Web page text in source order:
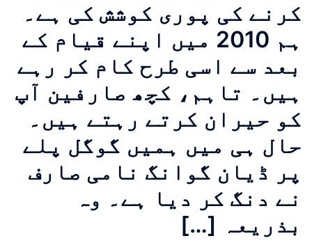
کرنے کی پوری کوشش کی ہے۔
ہم 2010 میں اپنے قیام کے
بعد سے اسی طرح کام کر رہے
ہیں۔ تاہم، کچھ صارفین آپ
کو حیران کرتے رہتے ہیں۔
حال ہی میں ہمیں گوگل پلے
پر ڈیان گوانگ نامی صارف
نے دنگ کر دیا ہے۔ وہ
بذریعہ […]